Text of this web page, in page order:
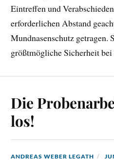
Eintreffen und
erforderlichen Abstand
Mundnasenschutz getragen.
größtmögliche Sicherheit
Die
los!
ANDREAS WEBER LEGATH